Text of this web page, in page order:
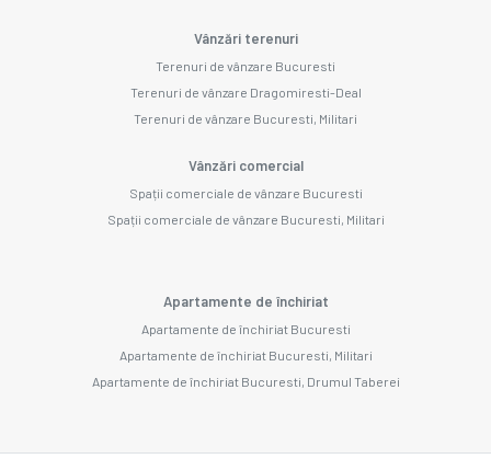
Vânzări terenuri
Terenuri de vânzare Bucuresti
Terenuri de vânzare Dragomiresti-Deal
Terenuri de vânzare Bucuresti, Militari
Vânzări comercial
Spații comerciale de vânzare Bucuresti
Spații comerciale de vânzare Bucuresti, Militari
Apartamente de închiriat
Apartamente de închiriat Bucuresti
Apartamente de închiriat Bucuresti, Militari
Apartamente de închiriat Bucuresti, Drumul Taberei